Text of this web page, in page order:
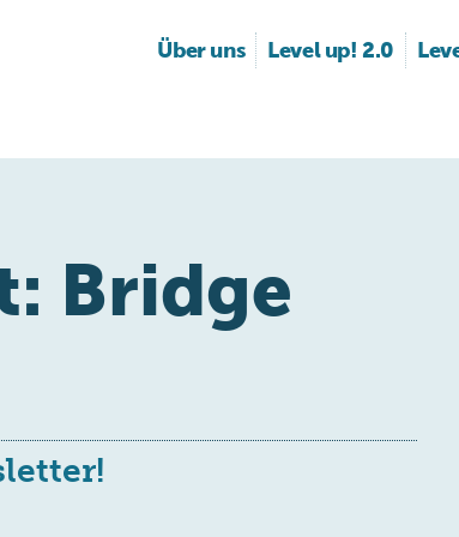
Über uns Level up! 2.0
Bridge